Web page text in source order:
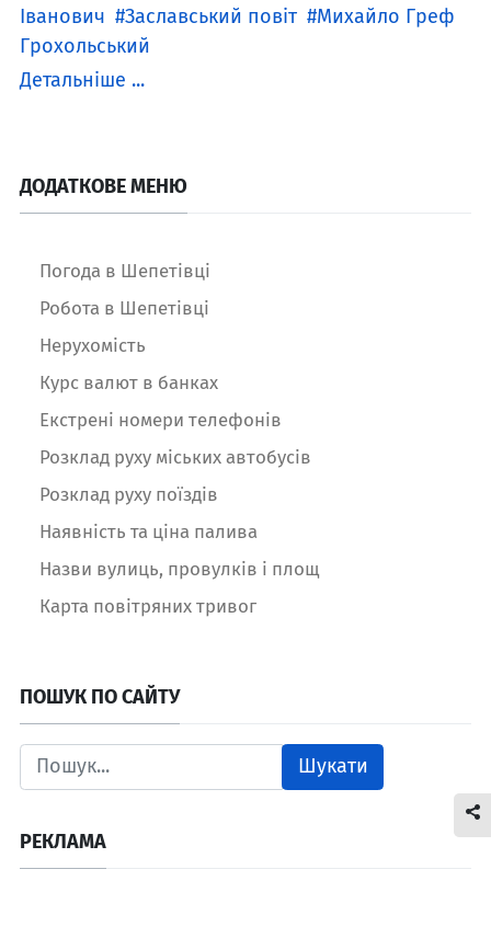
Іванович
Заславський повіт
Михайло Греф
Грохольський
Детальніше ...
ДОДАТКОВЕ МЕНЮ
Погода в Шепетівці
Робота в Шепетівці
Нерухомість
Курс валют в банках
Екстрені номери телефонів
Розклад руху міських автобусів
Розклад руху поїздів
Наявність та ціна палива
Назви вулиць, провулків і площ
Карта повітряних тривог
ПОШУК ПО САЙТУ
Шукати
РЕКЛАМА